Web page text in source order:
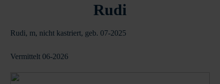
Rudi
Rudi, m, nicht kastriert, geb. 07-2025
Vermittelt 06-2026